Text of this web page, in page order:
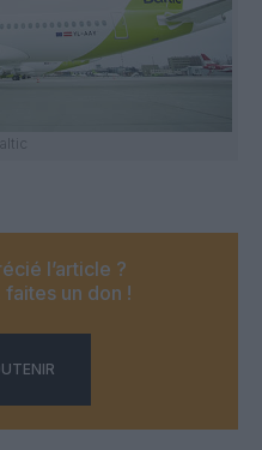
l’article ?
un don !